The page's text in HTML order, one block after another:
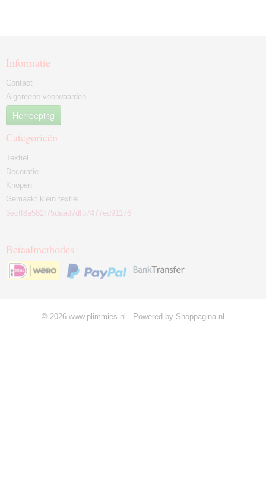
Informatie
Contact
Algemene voorwaarden
Herroeping
Categorieën
Textiel
Decoratie
Knopen
Gemaakt klein textiel
3ecff8a582f75daad7dfb7477ed91176
Betaalmethodes
© 2026 www.plimmies.nl - Powered by Shoppagina.nl